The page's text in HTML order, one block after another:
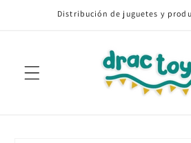
directamenteDistribución de juguetes y